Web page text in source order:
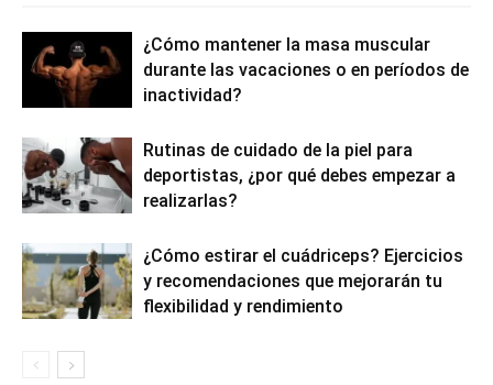
¿Cómo mantener la masa muscular
durante las vacaciones o en períodos de
inactividad?
Rutinas de cuidado de la piel para
deportistas, ¿por qué debes empezar a
realizarlas?
¿Cómo estirar el cuádriceps? Ejercicios
y recomendaciones que mejorarán tu
flexibilidad y rendimiento